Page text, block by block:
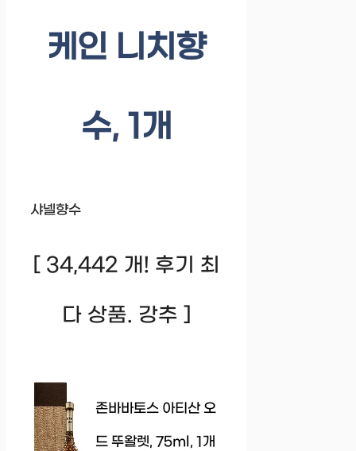
케인 니치향
수, 1개
샤넬향수
[ 34,442 개! 후기 최
다 상품. 강추 ]
존바바토스 아티산 오
드 뚜왈렛, 75ml, 1개